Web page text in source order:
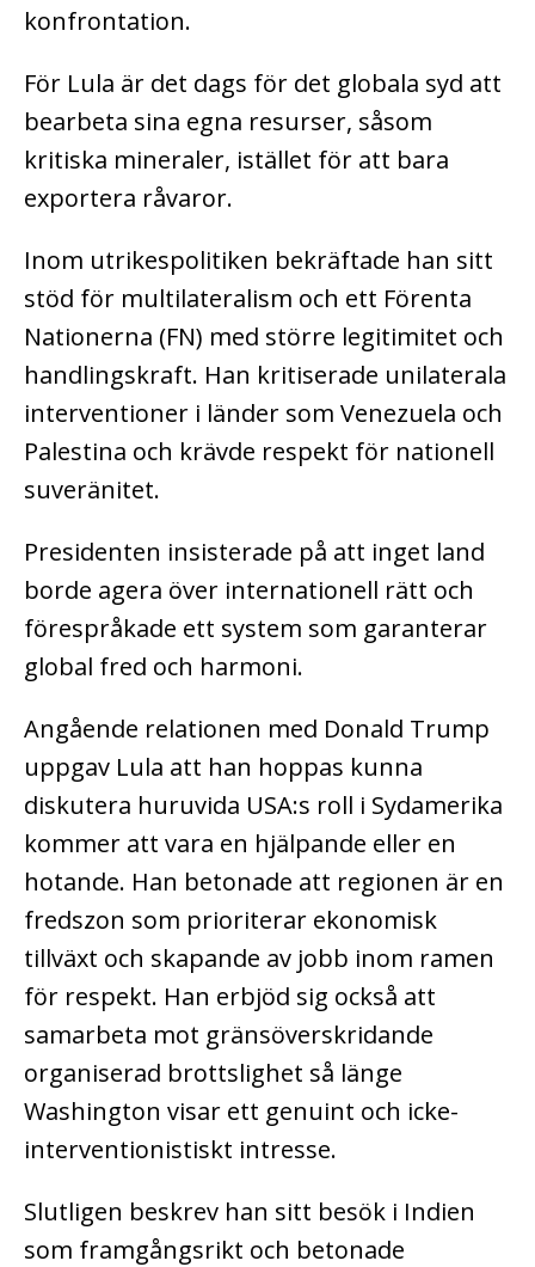
konfrontation.
För Lula är det dags för det globala syd att
bearbeta sina egna resurser, såsom
kritiska mineraler, istället för att bara
exportera råvaror.
Inom utrikespolitiken bekräftade han sitt
stöd för multilateralism och ett Förenta
Nationerna (FN) med större legitimitet och
handlingskraft. Han kritiserade unilaterala
interventioner i länder som Venezuela och
Palestina och krävde respekt för nationell
suveränitet.
Presidenten insisterade på att inget land
borde agera över internationell rätt och
förespråkade ett system som garanterar
global fred och harmoni.
Angående relationen med Donald Trump
uppgav Lula att han hoppas kunna
diskutera huruvida USA:s roll i Sydamerika
kommer att vara en hjälpande eller en
hotande. Han betonade att regionen är en
fredszon som prioriterar ekonomisk
tillväxt och skapande av jobb inom ramen
för respekt. Han erbjöd sig också att
samarbeta mot gränsöverskridande
organiserad brottslighet så länge
Washington visar ett genuint och icke-
interventionistiskt intresse.
Slutligen beskrev han sitt besök i Indien
som framgångsrikt och betonade